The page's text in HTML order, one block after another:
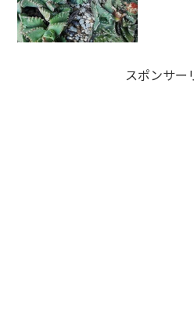
スポンサー